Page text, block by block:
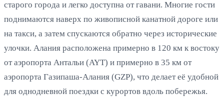
старого города и легко доступна от гавани. Многие гости
поднимаются наверх по живописной канатной дороге или
на такси, а затем спускаются обратно через исторические
улочки. Алания расположена примерно в 120 км к востоку
от аэропорта Антальи (AYT) и примерно в 35 км от
аэропорта Газипаша-Алания (GZP), что делает её удобной
для однодневной поездки с курортов вдоль побережья.